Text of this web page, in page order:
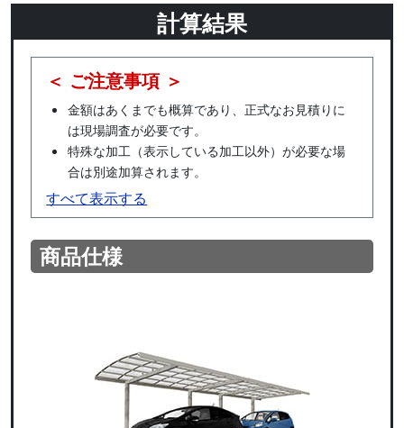
計算結果
＜ ご注意事項 ＞
金額はあくまでも概算であり、正式なお見積りに
は現場調査が必要です。
特殊な加工（表示している加工以外）が必要な場
合は別途加算されます。
すべて表示する
商品仕様